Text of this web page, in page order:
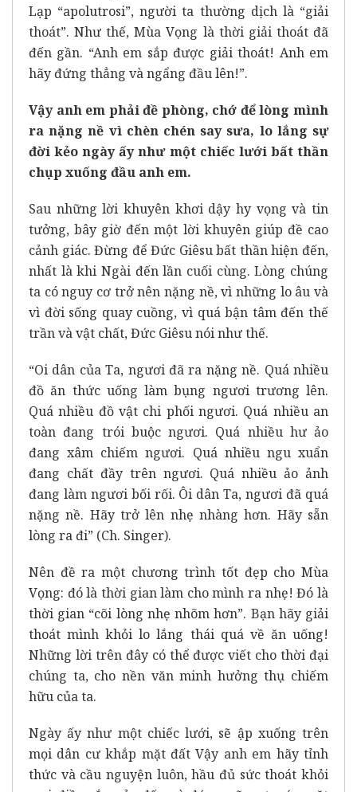
Lạp “apolutrosi”, người ta thường dịch là “giải
thoát”. Như thế, Mùa Vọng là thời giải thoát đã
đến gần. “Anh em sắp được giải thoát! Anh em
hãy đứng thẳng và ngẩng đầu lên!”.
Vậy anh em phải đề phòng, chớ để lòng mình
ra nặng nề vì chèn chén say sưa, lo lắng sự
đời kẻo ngày ấy như một chiếc lưới bất thần
chụp xuống đầu anh em.
Sau những lời khuyên khơi dậy hy vọng và tin
tưởng, bây giờ đến một lời khuyên giúp đề cao
cảnh giác. Đừng để Đức Giêsu bất thần hiện đến,
nhất là khi Ngài đến lần cuối cùng. Lòng chúng
ta có nguy cơ trở nên nặng nề, vì những lo âu và
vì đời sống quay cuồng, vì quá bận tâm đến thế
trần và vật chất, Đức Giêsu nói như thế.
“Oi dân của Ta, ngươi đã ra nặng nề. Quá nhiều
đồ ăn thức uống làm bụng ngươi trương lên.
Quá nhiều đồ vật chi phối ngươi. Quá nhiều an
toàn đang trói buộc ngươi. Quá nhiều hư ảo
đang xâm chiếm ngươi. Quá nhiều ngu xuẩn
đang chất đầy trên ngươi. Quá nhiều ảo ảnh
đang làm ngươi bối rối. Ôi dân Ta, ngươi đã quá
nặng nề. Hãy trở lên nhẹ nhàng hơn. Hãy sẵn
lòng ra đi” (Ch. Singer).
Nên đề ra một chương trình tốt đẹp cho Mùa
Vọng: đó là thời gian làm cho mình ra nhẹ! Đó là
thời gian “cõi lòng nhẹ nhõm hơn”. Bạn hãy giải
thoát mình khỏi lo lắng thái quá về ăn uống!
Những lời trên đây có thể được viết cho thời đại
chúng ta, cho nền văn minh hưởng thụ chiếm
hữu của ta.
Ngày ấy như một chiếc lưới, sẽ ập xuống trên
mọi dân cư khắp mặt đất Vậy anh em hãy tỉnh
thức và cầu nguyện luôn, hầu đủ sức thoát khỏi